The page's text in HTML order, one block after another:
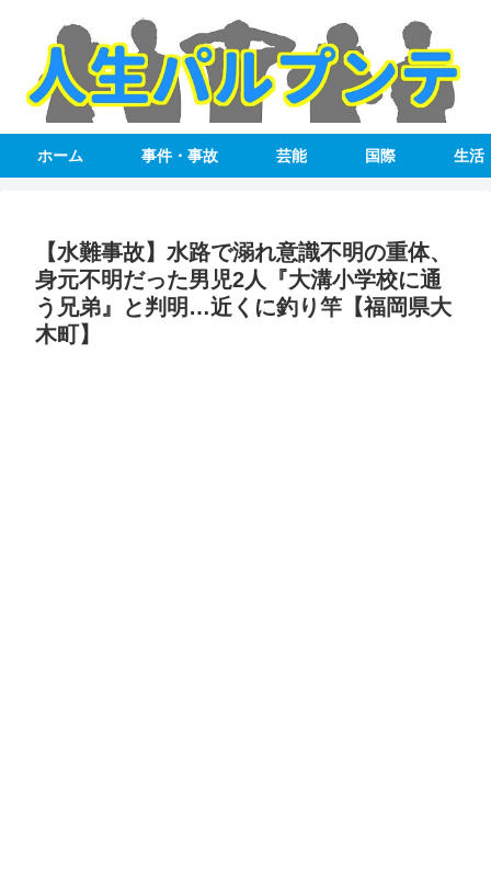
ホーム 事件・事故 芸能 国際 生活
【水難事故】水路で溺れ意識不明の重体、
身元不明だった男児2人『大溝小学校に通
う兄弟』と判明…近くに釣り竿【福岡県大
木町】